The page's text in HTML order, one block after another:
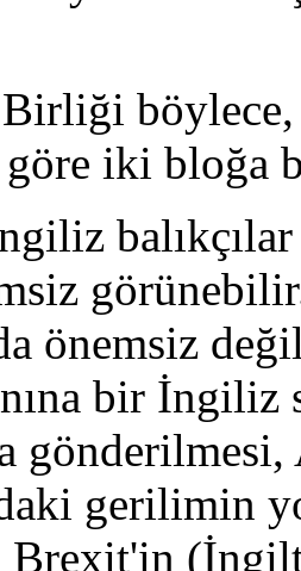
böylece,
iki bloğa
önemsiz
bir İngiliz
gönderilmesi,
gerilimin
Brexit'in